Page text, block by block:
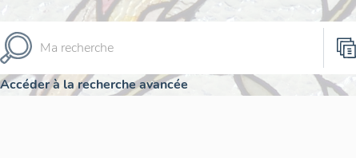
Accéder à la recherche avancée